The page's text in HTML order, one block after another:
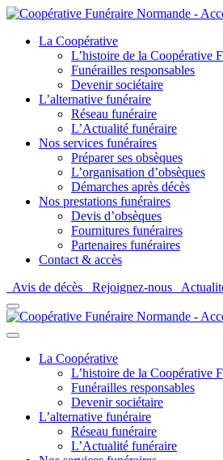
La Coopérative
L’histoire de la Coopérative
Funérailles responsables
Devenir sociétaire
L’alternative funéraire
Réseau funéraire
L’Actualité funéraire
Nos services funéraires
Préparer ses obsèques
L’organisation d’obsèques
Démarches après décès
Nos prestations funéraires
Devis d’obsèques
Fournitures funéraires
Partenaires funéraires
Contact & accès
Avis de décès
Rejoignez-nous
La Coopérative
L’histoire de la Coopérative
Funérailles responsables
Devenir sociétaire
L’alternative funéraire
Réseau funéraire
L’Actualité funéraire